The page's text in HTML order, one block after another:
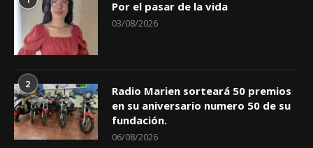
Por el pasar de la vida
03/08/2026
2
Radio Marien sorteará 50 premios
en su aniversario numero 50 de su
fundación.
06/08/2026